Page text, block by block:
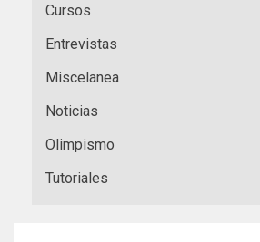
Cursos
Entrevistas
Miscelanea
Noticias
Olimpismo
Tutoriales